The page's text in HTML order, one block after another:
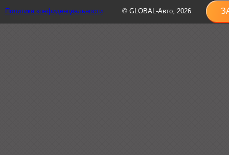
Политика конфиденциальности © GLOBAL-Авто, 2026